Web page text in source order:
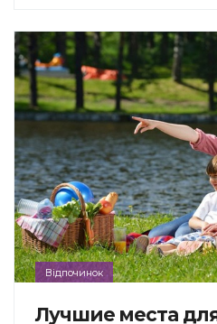
Відпочинок
Лучшие места